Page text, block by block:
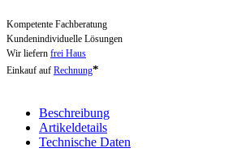
Kompetente Fachberatung
Kundenindividuelle Lösungen
Wir liefern frei Haus
Einkauf auf Rechnung*
Beschreibung
Artikeldetails
Technische Daten